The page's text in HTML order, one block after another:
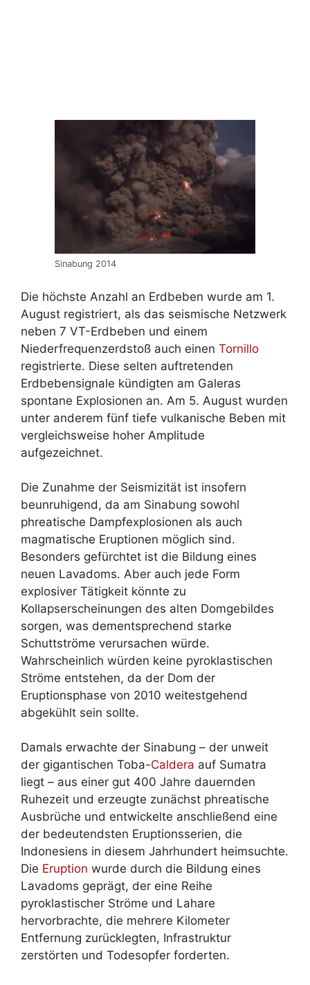
Sinabung 2014
Die höchste Anzahl an Erdbeben wurde am 1.
August registriert, als das seismische Netzwerk
neben 7 VT-Erdbeben und einem
Niederfrequenzerdstoß auch einen Tornillo
registrierte. Diese selten auftretenden
Erdbebensignale kündigten am Galeras
spontane Explosionen an. Am 5. August wurden
unter anderem fünf tiefe vulkanische Beben mit
vergleichsweise hoher Amplitude
aufgezeichnet.
Die Zunahme der Seismizität ist insofern
beunruhigend, da am Sinabung sowohl
phreatische Dampfexplosionen als auch
magmatische Eruptionen möglich sind.
Besonders gefürchtet ist die Bildung eines
neuen Lavadoms. Aber auch jede Form
explosiver Tätigkeit könnte zu
Kollapserscheinungen des alten Domgebildes
sorgen, was dementsprechend starke
Schuttströme verursachen würde.
Wahrscheinlich würden keine pyroklastischen
Ströme entstehen, da der Dom der
Eruptionsphase von 2010 weitestgehend
abgekühlt sein sollte.
Damals erwachte der Sinabung – der unweit
der gigantischen Toba-Caldera auf Sumatra
liegt – aus einer gut 400 Jahre dauernden
Ruhezeit und erzeugte zunächst phreatische
Ausbrüche und entwickelte anschließend eine
der bedeutendsten Eruptionsserien, die
Indonesiens in diesem Jahrhundert heimsuchte.
Die Eruption wurde durch die Bildung eines
Lavadoms geprägt, der eine Reihe
pyroklastischer Ströme und Lahare
hervorbrachte, die mehrere Kilometer
Entfernung zurücklegten, Infrastruktur
zerstörten und Todesopfer forderten.